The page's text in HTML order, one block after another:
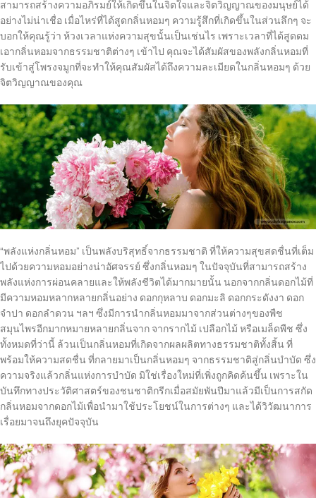
สามารถสร้างความอภิรมย์ให้เกิดขึ้นในจิตใจและจิตวิญญาณของมนุษย์ได้
อย่างไม่น่าเชื่อ เมื่อไหร่ที่ได้สูดกลิ่นหอมๆ ความรู้สึกที่เกิดขึ้นในส่วนลึกๆ จะ
บอกให้คุณรู้ว่า ห้วงเวลาแห่งความสุขนั้นเป็นเช่นไร เพราะเวลาที่ได้สูดดม
เอากลิ่นหอมจากธรรมชาติต่างๆ เข้าไป คุณจะได้สัมผัสของพลังกลิ่นหอมที่
รับเข้าสู่โพรงจมูกที่จะทำให้คุณสัมผัสได้ถึงความละเมียดในกลิ่นหอมๆ ด้วย
จิตวิญญาณของคุณ
“พลังแห่งกลิ่นหอม” เป็นพลังบริสุทธิ์จากธรรมชาติ ที่ให้ความสุขสดชื่นที่เต็ม
ไปด้วยความหอมอย่างน่าอัศจรรย์ ซึ่งกลิ่นหอมๆ ในปัจจุบันที่สามารถสร้าง
พลังแห่งการผ่อนคลายและให้พลังชีวิตได้มากมายนั้น นอกจากกลิ่นดอกไม้ที่
มีความหอมหลากหลายกลิ่นอย่าง ดอกกุหลาบ ดอกมะลิ ดอกกระดังงา ดอก
จำปา ดอกลำดวน ฯลฯ ซึ่งมีการนำกลิ่นหอมมาจากส่วนต่างๆของพืช
สมุนไพรอีกมากหมายหลายกลิ่นจาก จากรากไม้ เปลือกไม้ หรือเมล็ดพืช ซึ่ง
ทั้งหมดที่ว่านี้ ล้วนเป็นกลิ่นหอมที่เกิดจากผลผลิตทางธรรมชาติทั้งสิ้น ที่
พร้อมให้ความสดชื่น ที่กลายมาเป็นกลิ่นหอมๆ จากธรรมชาติสู่กลิ่นบำบัด ซึ่ง
ความจริงแล้วกลิ่นแห่งการบำบัด มิใช่เรื่องใหม่ที่เพิ่งถูกคิดค้นขึ้น เพราะใน
บันทึกทางประวัติศาสตร์ของชนชาติกรีกเมื่อสมัยพันปีมาแล้วมีเป็นการสกัด
กลิ่นหอมจากดอกไม้เพื่อนำมาใช้ประโยชน์ในการต่างๆ และได้วิวัฒนาการ
เรื่อยมาจนถึงยุคปัจจุบัน